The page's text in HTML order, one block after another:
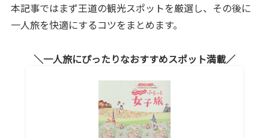
本記事ではまず王道の観光スポットを厳選し、その後に
一人旅を快適にするコツをまとめます。
一人旅にぴったりなおすすめスポット満載